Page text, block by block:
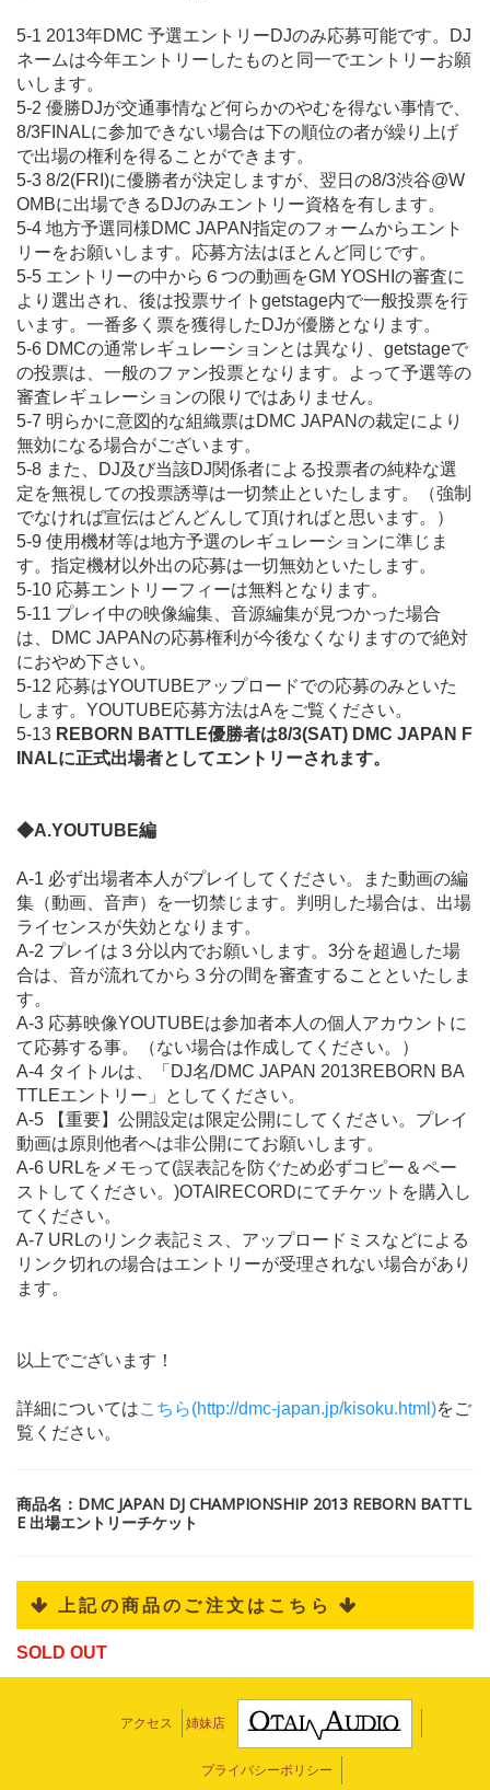
5-1 2013年DMC 予選エントリーDJのみ応募可能です。DJ
ネームは今年エントリーしたものと同一でエントリーお願
いします。
5-2 優勝DJが交通事情など何らかのやむを得ない事情で、
8/3FINALに参加できない場合は下の順位の者が繰り上げ
で出場の権利を得ることができます。
5-3 8/2(FRI)に優勝者が決定しますが、翌日の8/3渋谷@W
OMBに出場できるDJのみエントリー資格を有します。
5-4 地方予選同様DMC JAPAN指定のフォームからエント
リーをお願いします。応募方法はほとんど同じです。
5-5 エントリーの中から６つの動画をGM YOSHIの審査に
より選出され、後は投票サイトgetstage内で一般投票を行
います。一番多く票を獲得したDJが優勝となります。
5-6 DMCの通常レギュレーションとは異なり、getstageで
の投票は、一般のファン投票となります。よって予選等の
審査レギュレーションの限りではありません。
5-7 明らかに意図的な組織票はDMC JAPANの裁定により
無効になる場合がございます。
5-8 また、DJ及び当該DJ関係者による投票者の純粋な選
定を無視しての投票誘導は一切禁止といたします。（強制
でなければ宣伝はどんどんして頂ければと思います。）
5-9 使用機材等は地方予選のレギュレーションに準じま
す。指定機材以外出の応募は一切無効といたします。
5-10 応募エントリーフィーは無料となります。
5-11 プレイ中の映像編集、音源編集が見つかった場合
は、DMC JAPANの応募権利が今後なくなりますので絶対
におやめ下さい。
5-12 応募はYOUTUBEアップロードでの応募のみといた
します。YOUTUBE応募方法はAをご覧ください。
5-13 REBORN BATTLE優勝者は8/3(SAT) DMC JAPAN F
INALに正式出場者としてエントリーされます。
◆A.YOUTUBE編
A-1 必ず出場者本人がプレイしてください。また動画の編
集（動画、音声）を一切禁じます。判明した場合は、出場
ライセンスが失効となります。
A-2 プレイは３分以内でお願いします。3分を超過した場
合は、音が流れてから３分の間を審査することといたしま
す。
A-3 応募映像YOUTUBEは参加者本人の個人アカウントに
て応募する事。（ない場合は作成してください。）
A-4 タイトルは、「DJ名/DMC JAPAN 2013REBORN BA
TTLEエントリー」としてください。
A-5 【重要】公開設定は限定公開にしてください。プレイ
動画は原則他者へは非公開にてお願いします。
A-6 URLをメモって(誤表記を防ぐため必ずコピー＆ペー
ストしてください。)OTAIRECORDにてチケットを購入し
てください。
A-7 URLのリンク表記ミス、アップロードミスなどによる
リンク切れの場合はエントリーが受理されない場合があり
ます。
以上でございます！
詳細についてはこちら(http://dmc-japan.jp/kisoku.html)をご
覧ください。
商品名：DMC JAPAN DJ CHAMPIONSHIP 2013 REBORN BATTL
E 出場エントリーチケット
 上記の商品のご注文はこちら 
SOLD OUT
アクセス 姉妹店
プライバシーポリシー